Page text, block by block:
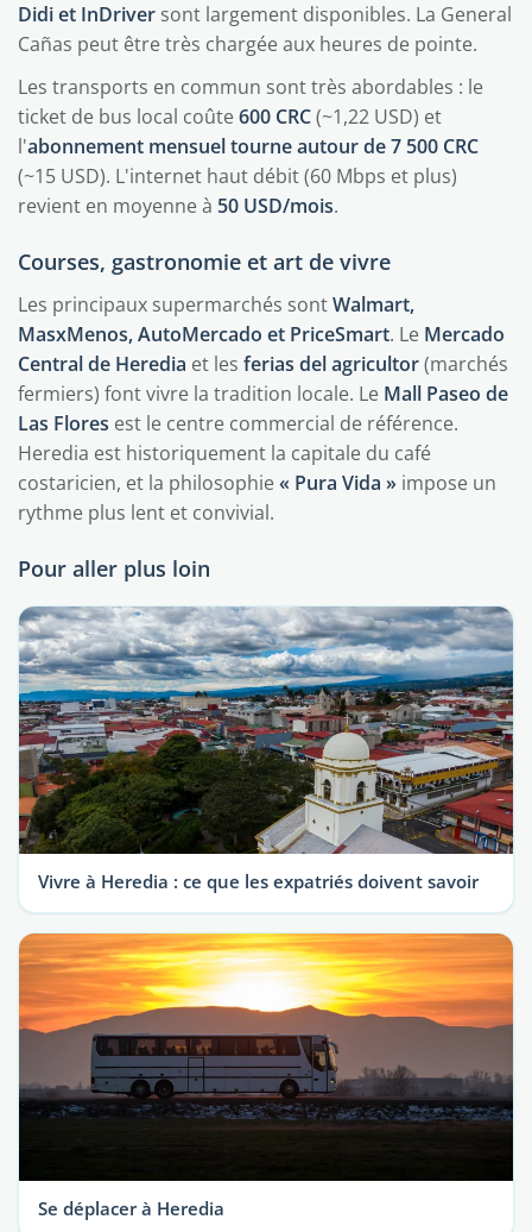
Didi et InDriver sont largement disponibles. La General
Cañas peut être très chargée aux heures de pointe.
Les transports en commun sont très abordables : le
ticket de bus local coûte600 CRC(~1,22 USD) et
l'abonnement mensuel tourne autour de 7 500 CRC
(~15 USD). L'internet haut débit (60 Mbps et plus)
revient en moyenne à 50 USD/mois.
Courses, gastronomie et art de vivre
Les principaux supermarchés sontWalmart,
MasxMenos, AutoMercado et PriceSmart. Le Mercado
Central de Heredia et les ferias del agricultor(marchés
fermiers) font vivre la tradition locale. Le Mall Paseo de
Las Flores est le centre commercial de référence.
Heredia est historiquement la capitale du café
costaricien, et la philosophie« Pura Vida » impose un
rythme plus lent et convivial.
Pour aller plus loin
Vivre à Heredia : ce que les expatriés doivent savoir
Se déplacer à Heredia